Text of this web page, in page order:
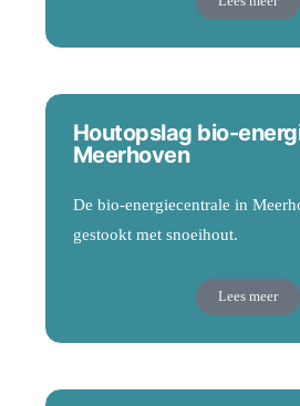
Houtopslag bio-
Meerhoven
De bio-energiecentrale in
gestookt met snoeihout.
Lees meer